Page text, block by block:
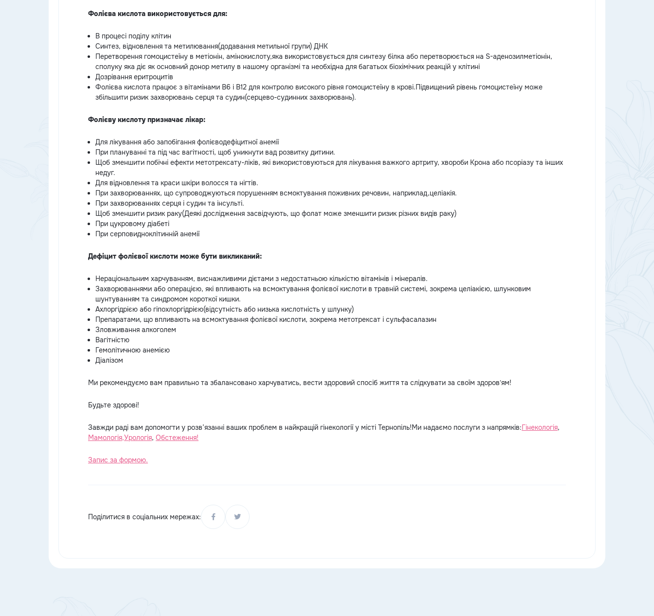
Фолієва кислота використовується для:
В процесі поділу клітин
Синтез, відновлення та метилювання(додавання метильної групи) ДНК
Перетворення гомоцистеїну в метіонін, амінокислоту,яка використовується для синтезу білка або перетворюється на S-аденозилметіонін,
сполуку яка діє як основний донор метилу в нашому організмі та необхідна для багатьох біохімічних реакцій у клітині
Дозрівання еритроцитів
Фолієва кислота працює з вітамінами В6 і В12 для контролю високого рівня гомоцистеїну в крові.Підвищений рівень гомоцистеїну може
збільшити ризик захворювань серця та судин(серцево-судинних захворювань).
Фолієву кислоту призначає лікар:
Для лікування або запобігання фолієводефіцитної анемії
При плануванні та під час вагітності, щоб уникнути вад розвитку дитини.
Щоб зменшити побічні ефекти метотрексату-ліків, які використовуються для лікування важкого артриту, хвороби Крона або псоріазу та інших
недуг.
Для відновлення та краси шкіри волосся та нігтів.
При захворюваннях, що супроводжуються порушенням всмоктування поживних речовин, наприклад,целіакія.
При захворюваннях серця і судин та інсульті.
Щоб зменшити ризик раку(Деякі дослідження засвідчують, що фолат може зменшити ризик різних видів раку)
При цукровому діабеті
При серповидноклітинній анемії
Дефіцит фолієвої кислоти може бути викликаний:
Нераціональним харчуванням, виснажливими дієтами з недостатньою кількістю вітамінів і мінералів.
Захворюваннями або операцією, які впливають на всмоктування фолієвої кислоти в травній системі, зокрема целіакією, шлунковим
шунтуванням та синдромом короткої кишки.
Ахлоргідрією або гіпохлоргідрією(відсутність або низька кислотність у шлунку)
Препаратами, що впливають на всмоктування фолієвої кислоти, зокрема метотрексат і сульфасалазин
Зловживання алкоголем
Вагітністю
Гемолітичною анемією
Діалізом
Ми рекомендуємо вам правильно та збалансовано харчуватись, вести здоровий спосіб життя та слідкувати за своїм здоровʼям!
Будьте здорові!
Завжди раді вам допомогти у розв’язанні ваших проблем в найкращій гінекології у місті Тернопіль!Ми надаємо послуги з напрямків:Гінекологія,
Мамологія,Урологія, Обстеження!
Запис за формою.
Поділитися в соціальних мережах: